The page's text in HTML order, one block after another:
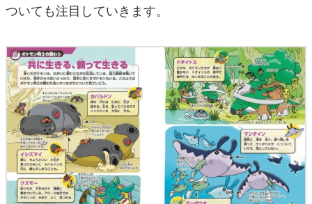
ついても注目していきます。